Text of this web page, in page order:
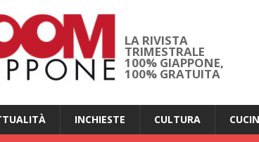
LA RIVISTA
TRIMESTRALE
100% GIAPPONE,
100% GRATUITA
INCHIESTE CULTURA